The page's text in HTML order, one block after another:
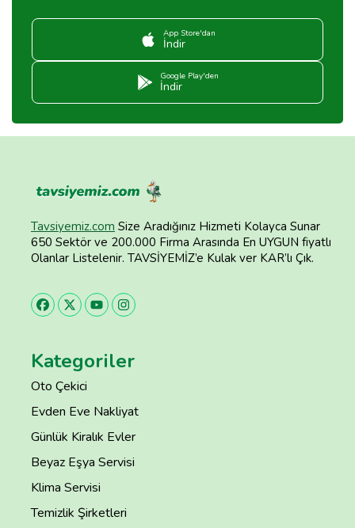
App Store'dan
İndir
Google Play'den
İndir
Tavsiyemiz.com Size Aradığınız Hizmeti Kolayca Sunar
650 Sektör ve 200.000 Firma Arasında En UYGUN fiyatlı
Olanlar Listelenir. TAVSİYEMİZ’e Kulak ver KAR’lı Çık.
Kategoriler
Oto Çekici
Evden Eve Nakliyat
Günlük Kiralık Evler
Beyaz Eşya Servisi
Klima Servisi
Temizlik Şirketleri